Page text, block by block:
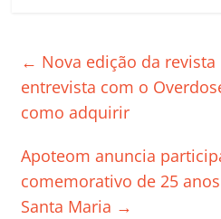
e
b
o
k
er l s
A
e
← Nova edição da revista
entrevista com o
como adquirir
Apoteom anuncia
comemorativo de 25
Santa Maria →